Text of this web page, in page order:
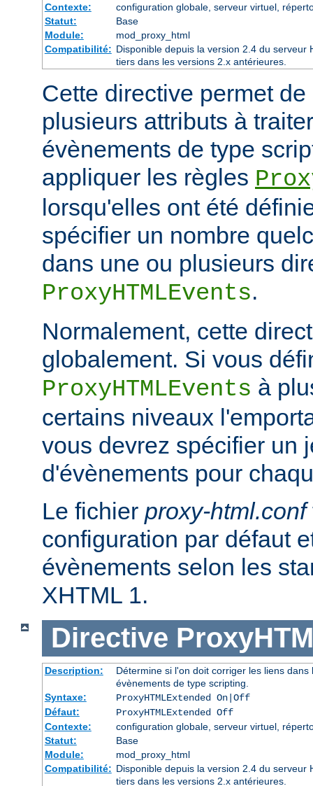
Contexte:
configuration globale, serveur virtuel,
Statut:
Base
Module:
mod_proxy_html
Compatibilité: Disponible depuis la version 2.4 du serveur
tiers dans les versions 2.x antérieures.
Cette directive permet
plusieurs attributs à
évènements de type
appliquer les règles
lorsqu'elles ont été
spécifier un nombre
dans une ou plusieurs
ProxyHTMLEvents.
Normalement, cette
globalement. Si vous
ProxyHTMLEvents à
certains niveaux
vous devrez spécifier un
d'évènements pour
Le fichier proxy-html.conf
configuration par défaut
évènements selon les
XHTML 1.
Directive
Description:
Détermine si l'on doit corriger les liens
évènements de type scripting.
Syntaxe:
ProxyHTMLExtended On|Off
Défaut:
ProxyHTMLExtended Off
Contexte:
configuration globale, serveur virtuel,
Statut:
Base
Module:
mod_proxy_html
Compatibilité: Disponible depuis la version 2.4 du serveur
tiers dans les versions 2.x antérieures.